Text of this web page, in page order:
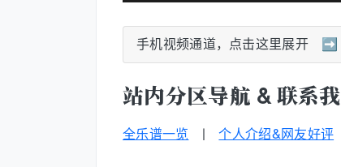
手机视频通道，点击这里展开 ➡️
站内分区导航 & 联系我
全乐谱一览 |个人介绍&网友好评